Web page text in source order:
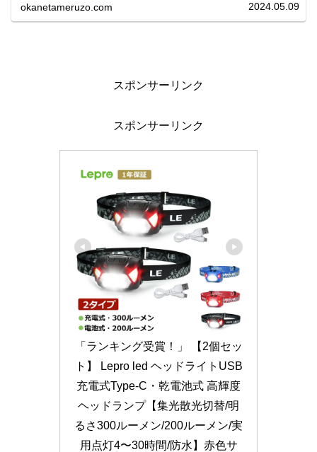
okanetameruzo.com 2024.05.09
スポンサーリンク
スポンサーリンク
「ランキング受賞！」 【2個セッ
ト】 Lepro led ヘッドライトUSB
充電式Type-C・乾電池式 高輝度
ヘッドランプ【集光散光切替/明
るさ300ルーメン/200ルーメン/実
用点灯4〜30時間/防水】赤色サ